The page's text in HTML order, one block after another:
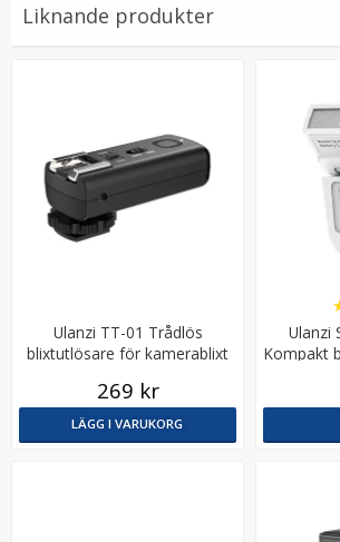
7Artisans fokuseringsring
99 kr
Liknande produkter
Ulanzi TT-01 Trådlös
blixtutlösare för kamerablixt
269 kr
LÄGG I VARUKORG
Ulanzi
Kompakt